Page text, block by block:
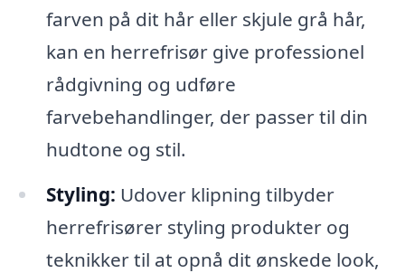
farven på dit hår eller skjule grå hår,
kan en herrefrisør give professionel
rådgivning og udføre
farvebehandlinger, der passer til din
hudtone og stil.
Styling: Udover klipning tilbyder
herrefrisører styling produkter og
teknikker til at opnå dit ønskede look,